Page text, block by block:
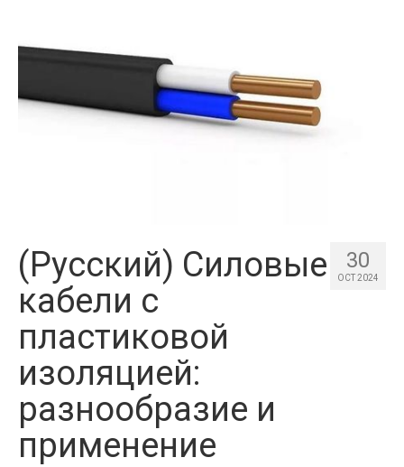
Contact us
30
OCT 2024
(Русский) Силовые
кабели с
пластиковой
изоляцией:
разнообразие и
применение